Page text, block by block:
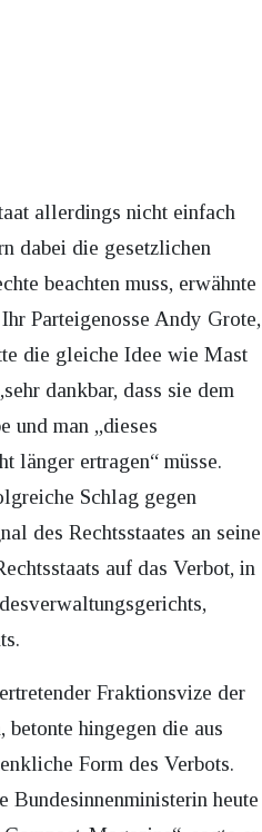
allerdings nicht einfach
dabei die gesetzlichen
beachten muss, erwähnte
Parteigenosse Andy Grote,
die gleiche Idee wie Mast
dankbar, dass sie dem
und man „dieses
länger ertragen“ müsse.
Schlag gegen
des Rechtsstaates an seine
auf das Verbot, in
Fraktionsvize der
hingegen die aus
Form des Verbots.
Bundesinnenministerin heute